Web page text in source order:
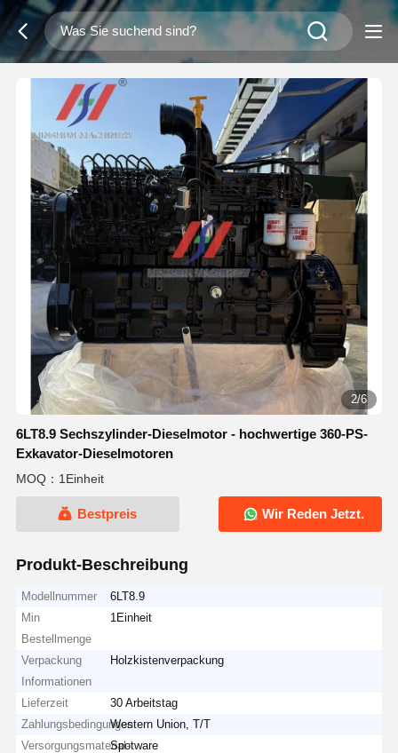
3/6
6LT8.9 Sechszylinder-Dieselmotor - hochwertige 360-PS-
Exkavator-Dieselmotoren
MOQ：1Einheit
Bestpreis Wir Reden Jetzt.
Produkt-Beschreibung
Modellnummer
6LT8.9
Min
Bestellmenge
1Einheit
Verpackung
Informationen
Holzkistenverpackung
Lieferzeit
30 Arbeitstag
ZahlungsbedingungenWestern Union, T/T
Versorgungsmaterial-Spotware